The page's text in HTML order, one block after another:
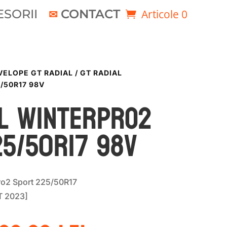
CONTACT Articole 0
GT RADIAL / GT RADIAL
50R17 98V
50R17 98V
Sport 225/50R17
2023]